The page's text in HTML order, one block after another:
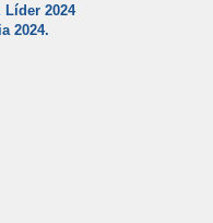
Líder 2024
2024.